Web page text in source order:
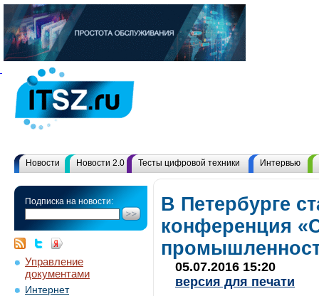
Новости Новости 2.0 Тесты цифровой техники Интервью
Подписка на новости:
Управление
документами
Интернет
В Петербурге
конференция
05.07.2016 15:20
версия для печати